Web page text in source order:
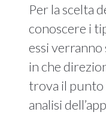
Per la scelta
conoscere i
essi
in che
trova il punto
analisi